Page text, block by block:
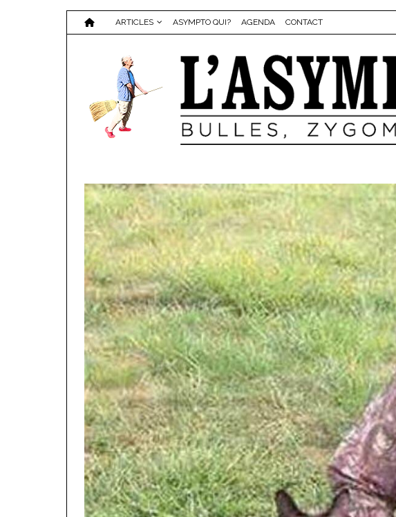
ARTICLES ASYMPTO QUI? AGENDA CONTACT